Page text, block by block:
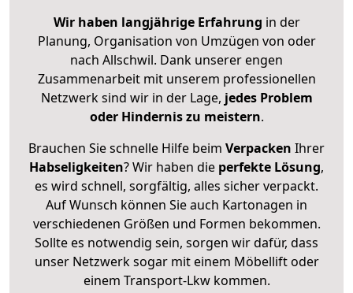
Wir haben langjährige Erfahrung in der
Planung, Organisation von Umzügen von oder
nach Allschwil. Dank unserer engen
Zusammenarbeit mit unserem professionellen
Netzwerk sind wir in der Lage, jedes Problem
oder Hindernis zu meistern.
Brauchen Sie schnelle Hilfe beim Verpacken Ihrer
Habseligkeiten? Wir haben die perfekte Lösung,
es wird schnell, sorgfältig, alles sicher verpackt.
Auf Wunsch können Sie auch Kartonagen in
verschiedenen Größen und Formen bekommen.
Sollte es notwendig sein, sorgen wir dafür, dass
unser Netzwerk sogar mit einem Möbellift oder
einem Transport-Lkw kommen.